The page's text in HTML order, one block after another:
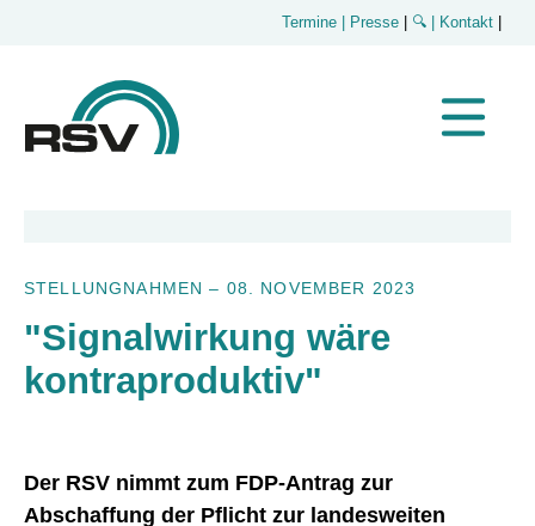
Termine | Presse 🔍 | Kontakt
STELLUNGNAHMEN – 08. NOVEMBER 2023
"Signalwirkung wäre
kontraproduktiv"
Der RSV nimmt zum FDP-Antrag zur
Abschaffung der Pflicht zur landesweiten